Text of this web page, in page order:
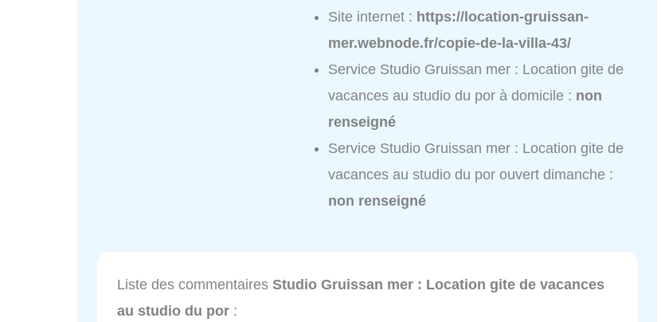
Site internet : https://location-gruissan-
mer.webnode.fr/copie-de-la-villa-43/
Service Studio Gruissan mer : Location gite de
vacances au studio du por à domicile : non
renseigné
Service Studio Gruissan mer : Location gite de
vacances au studio du por ouvert dimanche :
non renseigné
Liste des commentaires Studio Gruissan mer : Location gite de vacances
au studio du por :